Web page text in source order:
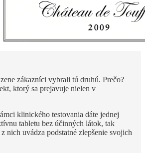
zákazníci vybrali tú druhú. Prečo?
ktorý sa prejavuje nielen v
klinického testovania dáte jednej
tabletu bez účinných látok, tak
nich uvádza podstatné zlepšenie svojich